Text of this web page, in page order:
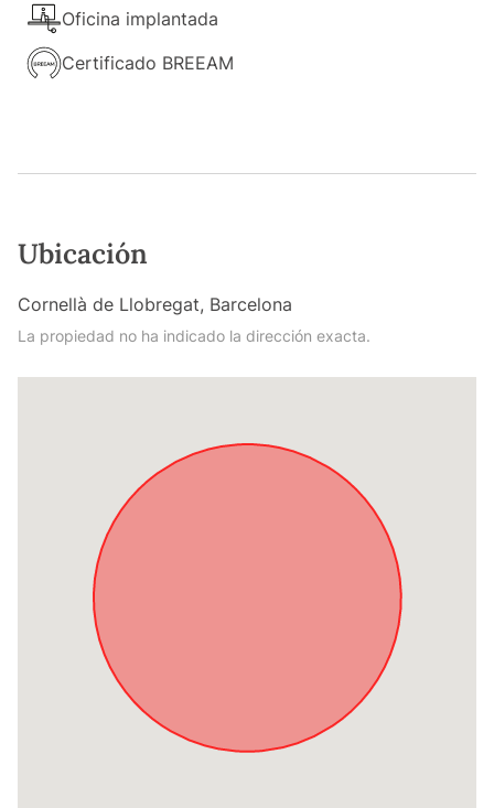
Oficina implantada
Certificado BREEAM
Ubicación
Cornellà de Llobregat, Barcelona
La propiedad no ha indicado la dirección exacta.